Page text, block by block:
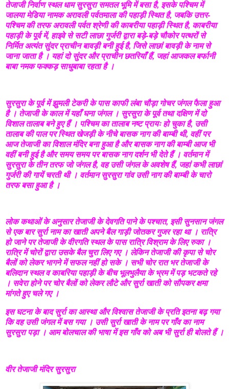
तेजाजी निर्वाण स्थल धाम सुरसुरा समतल भूमि में बसा है, इसके पश्चिम में
जालया मेडिया नामक अरावली पर्वतमाला की पहाड़ी स्थित है, जबकि उत्तर-
पश्चिम की तरफ अरावली पर्वत श्रेणी की काबरीया पहाड़ी स्थित है, काबरीया
पहाड़ी के पूर्व में, हाइवे से सटी लाछा गुर्जरी द्वारा बड़े-बड़े चौकोर पत्थरों से
निर्मित अत्यंत सुंदर प्राचीन बावड़ी बनी हुई है, जिसे लाछां बावड़ी के नाम से
जाना जाता है । यहां दो सुंदर और प्राचीन छतरियाँ हैं, जहां आजकल बर्फानी
बाबा नमक फक्कड़ साधुबाबा रहता है ।
सुरसुरा के पूर्व में झुमली टेकरी के पास काफी लंबा चौड़ा गोचर जंगल फैला हुआ
है । तेजाजी के काल में यहाँ घना जंगल । सुरसुरा के पूर्व तथा दक्षिण में दो
विशाल तालाब बने हुए हैं । पश्चिम का तालाब नष्ट प्रायः हो चुका है, उसी
तालाब की पाल पर स्थित खेजड़ी के नीचे बासक नाग की बाम्बी थी, वहीं पर
आज तेजाजी का विशाल मंदिर बना हुआ है और बासक नाग की बाम्बी आज भी
वहीं बनी हुई है और समय समय पर बासक नाग दर्शन भी देते हैं । वर्तमान में
सुरसुरा के तीन तरफ जो जंगल है, वह उसी जंगल के अवशेष हैं, जहां कभी लाछां
गुर्जरी की गायें चरती थी । वर्तमान सुरसुरा गांव उसी नाग की बाम्बी के चारो
तरफ बसा हुआ है ।
लोक कथाओं के अनुसार तेजाजी के देवगति पाने के पश्चात, इसी सुनसान जंगल
से एक बार सुर्रा नाम का खाती अपने बैल गाड़ी जोतकर गुजर रहा था । रात्रि
हो जाने पर तेजाजी के वीरगति स्थल के पास रात्रि विश्राम के लिए रुका ।
रात्रि में चोरों द्वारा उसके बैल चुरा लिए गए । लेकिन तेजाजी की कृपा से चोर
बैलों को लेकर भागने में सफल नहीं हो सके । सभी चोर रात भर तेजाजी के
बलिदान स्थल व काबरिया पहाड़ी के बीच भूलभुलैया के भ्रम में पड़ भटकते रहे
। सवेरा होने पर चोर बैलों को लेकर लौटे और सुर्रा खाती को सौपकर क्षमा
मांगते हुए चले गए ।
इस घटना के बाद सुर्रा का आस्था और विश्वास तेजाजी के प्रति इतना बढ़ गया
कि वह उसी जंगल में बस गया । उसी सुर्रा खाती के नाम पर गाँव का नाम
सुरसुरा पड़ा । आम बोलचाल की भाषा में इस गाँव को अब भी सुर्रा ही बोलते हैं ।
वीर तेजाजी मंदिर सुरसुरा